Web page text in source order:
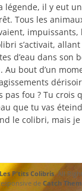
légende, il y eut
Tous les
impuissants,
s’activait,
d’eau dans son
Au bout d’un
pas fou ? Tu crois
que tu vas
le colibri, mais
Les P'tits Colibris. All
de Catch